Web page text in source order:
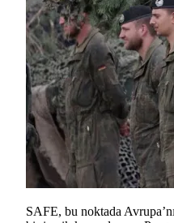
SAFE, bu noktada